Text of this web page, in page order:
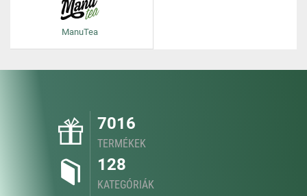
ManuTea
7016
TERMÉKEK
128
KATEGÓRIÁK